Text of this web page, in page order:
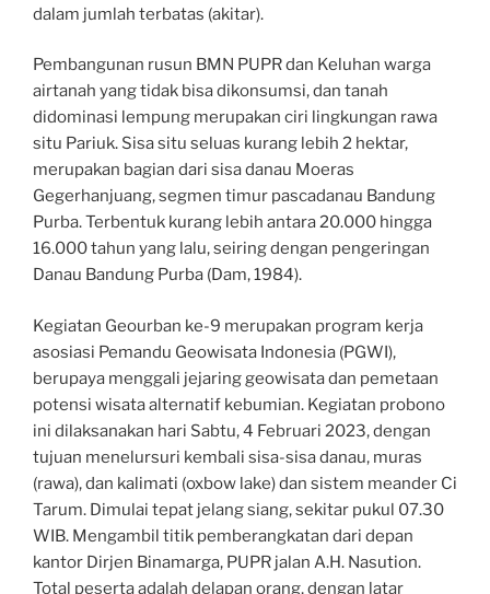
dalam jumlah terbatas (akitar).
Pembangunan rusun BMN PUPR dan Keluhan warga
airtanah yang tidak bisa dikonsumsi, dan tanah
didominasi lempung merupakan ciri lingkungan rawa
situ Pariuk. Sisa situ seluas kurang lebih 2 hektar,
merupakan bagian dari sisa danau Moeras
Gegerhanjuang, segmen timur pascadanau Bandung
Purba. Terbentuk kurang lebih antara 20.000 hingga
16.000 tahun yang lalu, seiring dengan pengeringan
Danau Bandung Purba (Dam, 1984).
Kegiatan Geourban ke-9 merupakan program kerja
asosiasi Pemandu Geowisata Indonesia (PGWI),
berupaya menggali jejaring geowisata dan pemetaan
potensi wisata alternatif kebumian. Kegiatan probono
ini dilaksanakan hari Sabtu, 4 Februari 2023, dengan
tujuan menelursuri kembali sisa-sisa danau, muras
(rawa), dan kalimati (oxbow lake) dan sistem meander Ci
Tarum. Dimulai tepat jelang siang, sekitar pukul 07.30
WIB. Mengambil titik pemberangkatan dari depan
kantor Dirjen Binamarga, PUPR jalan A.H. Nasution.
Total peserta adalah delapan orang, dengan latar